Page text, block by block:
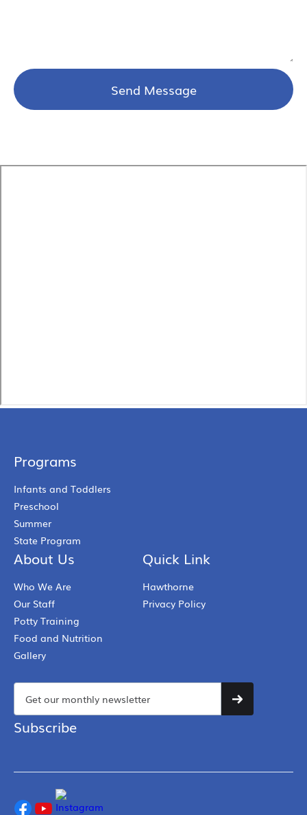
About Us
Who We Are
Our Staff
Potty Training
Food and Nutrition
Gallery
Programs
Infants and Toddlers
Preschool
Summer
State Program
Quick Link
Hawthorne
Privacy Policy
Subscribe